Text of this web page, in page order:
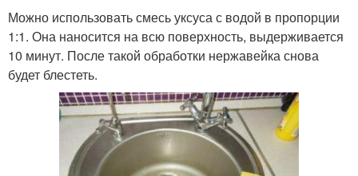
Можно использовать смесь уксуса с водой в пропорции
1:1. Она наносится на всю поверхность, выдерживается
10 минут. После такой обработки нержавейка снова
будет блестеть.